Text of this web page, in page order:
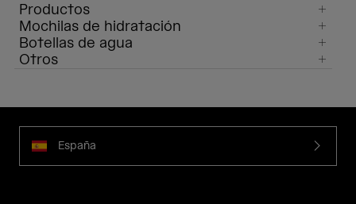
Productos
Mochilas de hidratación
Botellas de agua
Otros
España